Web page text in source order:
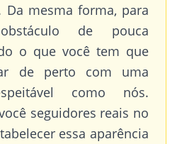
Da mesma forma, para
de pouca
o que você tem que
de perto com uma
como nós.
seguidores reais no
essa aparência